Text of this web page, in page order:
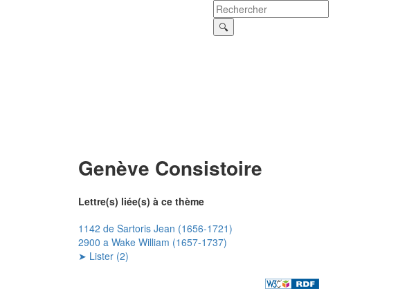
Genève Consistoire
Lettre(s) liée(s) à ce thème
1142 de Sartoris Jean (1656-1721)
2900 a Wake William (1657-1737)
➤ Lister (2)